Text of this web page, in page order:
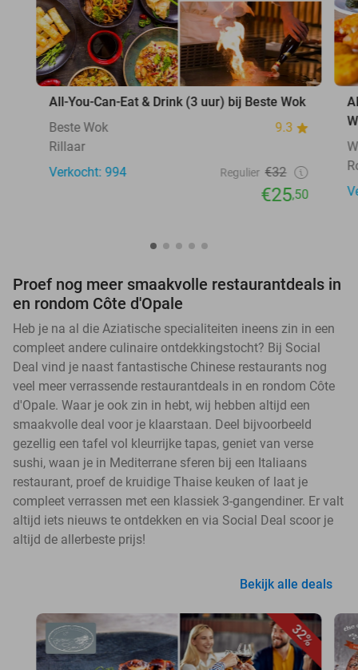
All-You-Can-Eat & Drink (3 uur) bij Beste Wok
Beste Wok
9.3
Rillaar
Verkocht: 994
Regulier €32
€25,50
Proef nog meer smaakvolle restaurantdeals in
en rondom Côte d'Opale
Heb je na al die Aziatische specialiteiten ineens zin in een
compleet andere culinaire ontdekkingstocht? Bij Social
Deal vind je naast fantastische Chinese restaurants nog
veel meer verrassende restaurantdeals in en rondom Côte
d'Opale. Waar je ook zin in hebt, wij hebben altijd een
smaakvolle deal voor je klaarstaan. Deel bijvoorbeeld
gezellig een tafel vol kleurrijke tapas, geniet van verse
sushi, waan je in Mediterrane sferen bij een Italiaans
restaurant, proef de kruidige Thaise keuken of laat je
compleet verrassen met een klassiek 3-gangendiner. Er valt
altijd iets nieuws te ontdekken en via Social Deal scoor je
altijd de allerbeste prijs!
Bekijk alle deals
32%